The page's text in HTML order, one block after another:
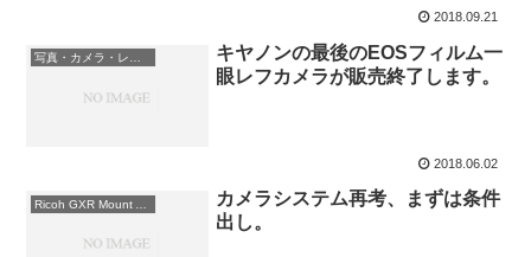
2018.09.21
キヤノンの最後のEOSフィルム一
眼レフカメラが販売終了します。
2018.06.02
カメラシステム再考、まずは条件
出し。